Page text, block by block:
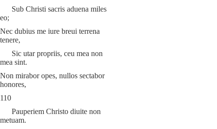
Sub Christi sacris aduena miles
eo;
Nec dubius me iure breui terrena
tenere,
Sic utar propriis, ceu mea non
mea sint.
Non mirabor opes, nullos sectabor
honores,
110
Pauperiem Christo diuite non
metuam.